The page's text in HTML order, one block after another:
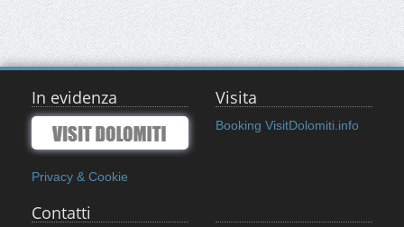
In evidenza
Privacy & Cookie
Visita
Booking VisitDolomiti.info
Contatti